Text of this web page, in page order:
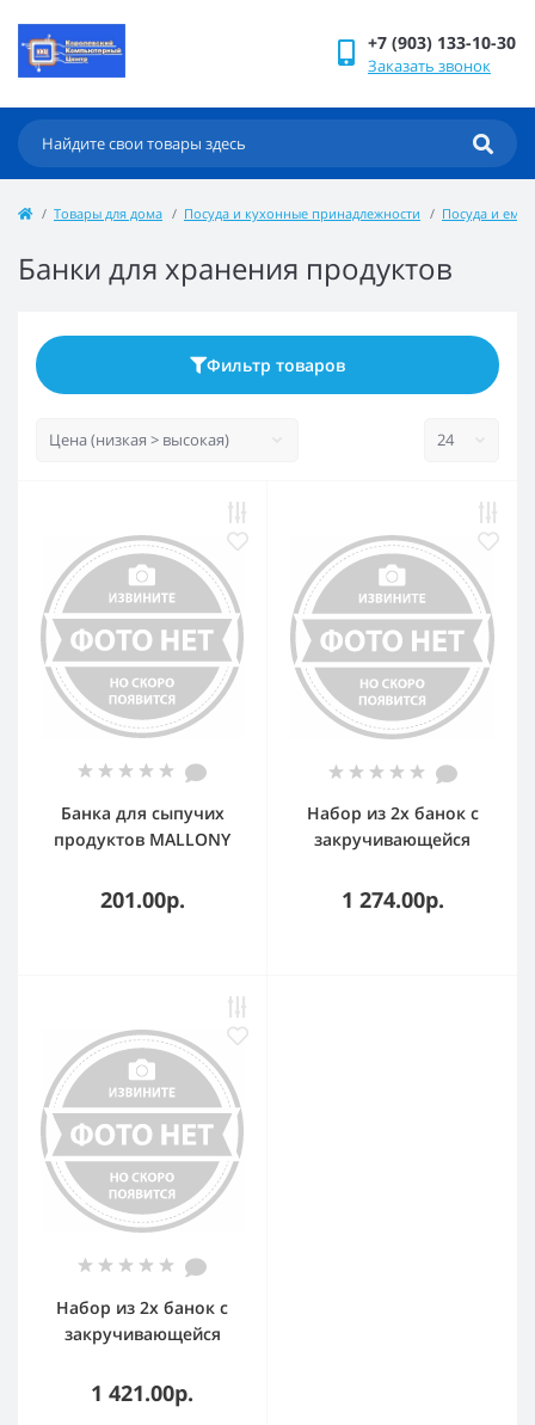
+7 (903) 133-10-30
Заказать звонок
Товары для дома Посуда и кухонные принадлежности Посуда и
Банки для хранения продуктов
Фильтр товаров
Банка для сыпучих
продуктов MALLONY
стеклянная с фигурной
крышкой
201.00р.
Набор из 2х банок с
закручивающейся
нержавеющей стали
900 мл ELEY
1 274.00р.
Набор из 2х банок с
закручивающейся
нержавеющей стали
1200 мл ELEY
1 421.00р.